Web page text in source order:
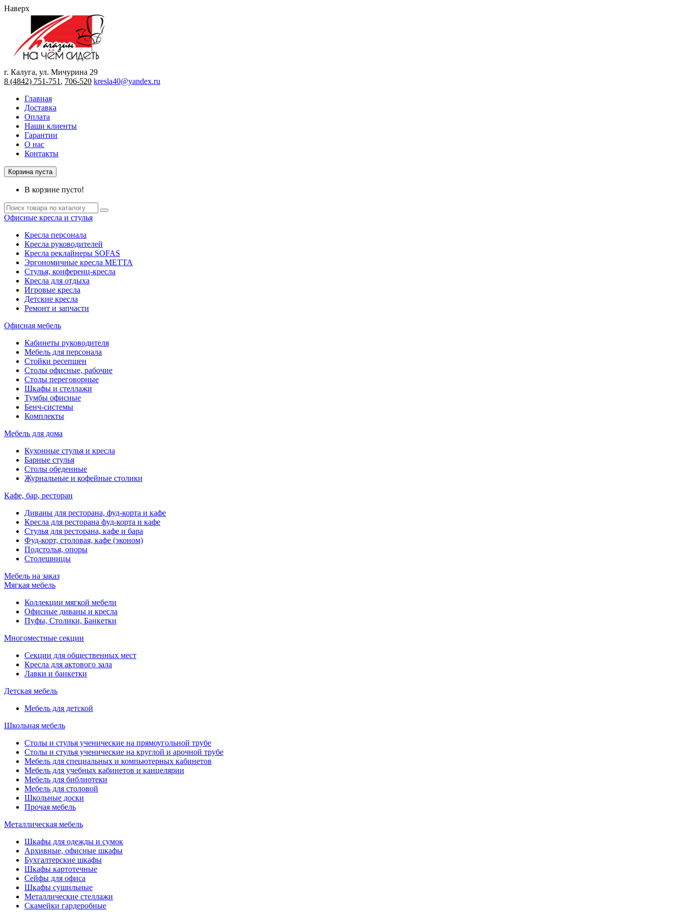
Наверх
г. Калуга, ул. Мичурина 29
8 (4842) 751-751 , 706-520 kresla40@yandex.ru
Главная
Доставка
Оплата
Наши клиенты
Гарантии
О нас
Контакты
Корзина пуста
В корзине пусто!
Офисные кресла и стулья
Кресла персонала
Кресла руководителей
Кресла реклайнеры SOFAS
Эргономичные кресла МЕТТА
Стулья, конференц-кресла
Кресла для отдыха
Игровые кресла
Детские кресла
Ремонт и запчасти
Офисная мебель
Кабинеты руководителя
Мебель для персонала
Стойки ресепшен
Столы офисные, рабочие
Столы переговорные
Шкафы и стеллажи
Тумбы офисные
Бенч-системы
Комплекты
Мебель для дома
Кухонные стулья и кресла
Барные стулья
Столы обеденные
Журнальные и кофейные столики
Кафе, бар, ресторан
Диваны для ресторана, фуд-корта и кафе
Кресла для ресторана фуд-корта и кафе
Стулья для ресторана, кафе и бара
Фуд-корт, столовая, кафе (эконом)
Подстолья, опоры
Столешницы
Мебель на заказ
Мягкая мебель
Коллекции мягкой мебели
Офисные диваны и кресла
Пуфы, Столики, Банкетки
Многоместные секции
Секции для общественных мест
Кресла для актового зала
Лавки и банкетки
Детская мебель
Мебель для детской
Школьная мебель
Столы и стулья ученические на прямоугольной трубе
Столы и стулья ученические на круглой и арочной трубе
Мебель для специальных и компьютерных кабинетов
Мебель для учебных кабинетов и канцелярии
Мебель для библиотеки
Мебель для столовой
Школьные доски
Прочая мебель
Металлическая мебель
Шкафы для одежды и сумок
Архивные, офисные шкафы
Бухгалтерские шкафы
Шкафы картотечные
Сейфы для офиса
Шкафы сушильные
Металлические стеллажи
Скамейки гардеробные